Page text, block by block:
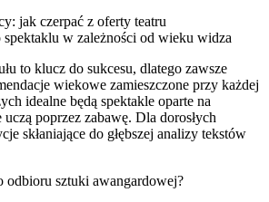
jak czerpać z oferty teatru
w zależności od wieku widza
to klucz do sukcesu, dlatego zawsze
wiekowe zamieszczone przy każdej
idealne będą spektakle oparte na
poprzez zabawę. Dla dorosłych
skłaniające do głębszej analizy tekstów
odbioru sztuki awangardowej?